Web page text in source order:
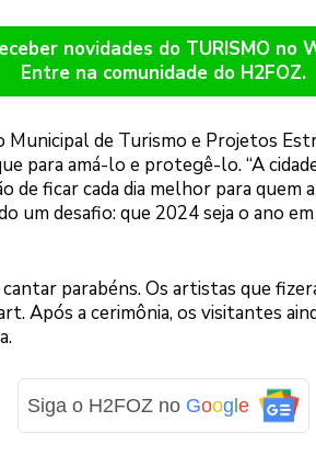
novidades do TURISMO no
Entre na comunidade do H2FOZ.
Municipal de Turismo e Projetos
para amá-lo e protegê-lo. “A
de ficar cada dia melhor para quem
um desafio: que 2024 seja o ano
parabéns. Os artistas que
Após a cerimônia, os visitantes
Siga o H2FOZ no Google